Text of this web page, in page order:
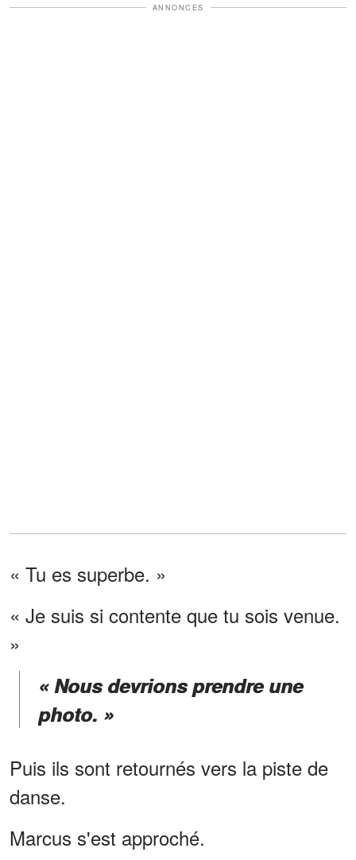
ANNONCES
« Tu es superbe. »
« Je suis si contente que tu sois venue.
»
« Nous devrions prendre une
photo. »
Puis ils sont retournés vers la piste de
danse.
Marcus s'est approché.